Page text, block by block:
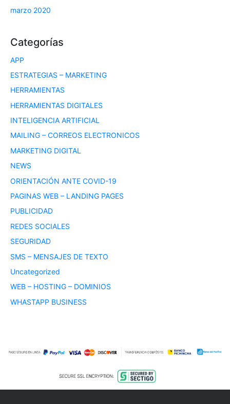
marzo 2020
Categorías
APP
ESTRATEGIAS – MARKETING
HERRAMIENTAS
HERRAMIENTAS DIGITALES
INTELIGENCIA ARTIFICIAL
MAILING – CORREOS ELECTRONICOS
MARKETING DIGITAL
NEWS
ORIENTACIÓN ANTE COVID-19
PAGINAS WEB – LANDING PAGES
PUBLICIDAD
REDES SOCIALES
SEGURIDAD
SMS – MENSAJES DE TEXTO
Uncategorized
WEB – HOSTING – DOMINIOS
WHASTAPP BUSINESS